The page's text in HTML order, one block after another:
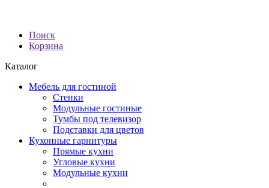
Поиск
Корзина
Каталог
Мебель для гостиной
Стенки
Модульные гостиные
Тумбы под телевизор
Подставки для цветов
Кухонные гарнитуры
Прямые кухни
Угловые кухни
Модульные кухни